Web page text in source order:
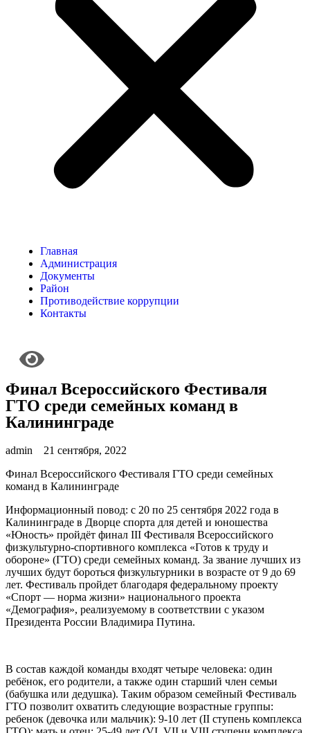
Главная
Администрация
Документы
Район
Противодействие коррупции
Контакты
Финал Всероссийского Фестиваля
ГТО среди семейных команд в
Калининграде
admin
21 сентября, 2022
Финал Всероссийского Фестиваля ГТО среди семейных
команд в Калининграде
Информационный повод: с 20 по 25 сентября 2022 года в
Калининграде в Дворце спорта для детей и юношества
«Юность» пройдёт финал III Фестиваля Всероссийского
физкультурно-спортивного комплекса «Готов к труду и
обороне» (ГТО) среди семейных команд. За звание лучших из
лучших будут бороться физкультурники в возрасте от 9 до 69
лет. Фестиваль пройдет благодаря федеральному проекту
«Спорт — норма жизни» национального проекта
«Демография», реализуемому в соответствии с указом
Президента России Владимира Путина.
В состав каждой команды входят четыре человека: один
ребёнок, его родители, а также один старший член семьи
(бабушка или дедушка). Таким образом семейный Фестиваль
ГТО позволит охватить следующие возрастные группы:
ребенок (девочка или мальчик): 9-10 лет (II ступень комплекса